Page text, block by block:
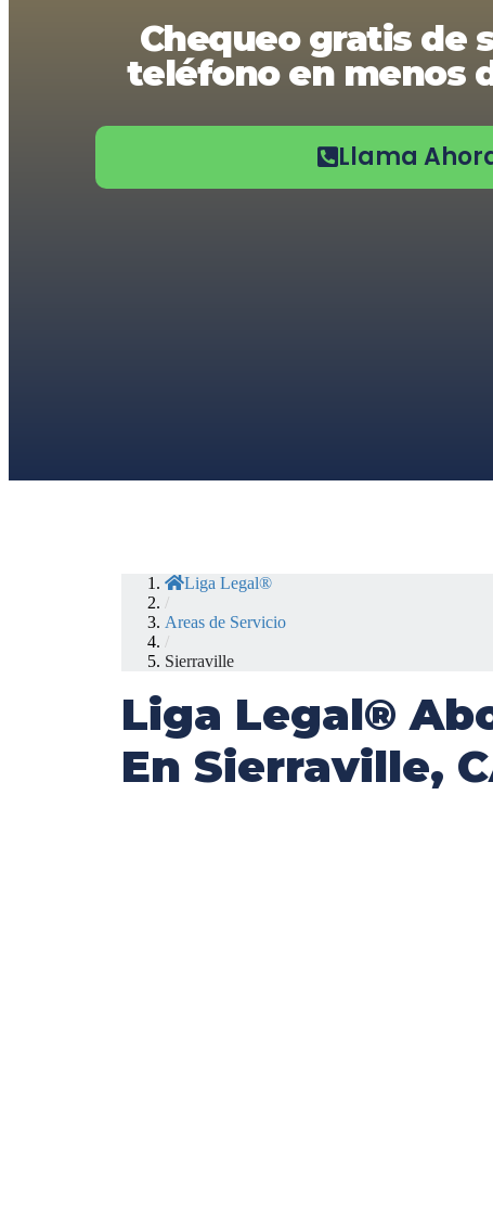
Chequeo gratis de
teléfono en menos
Llama
Liga Legal®
/
Areas de Servicio
/
Sierraville
Liga Legal®
En Sierraville,